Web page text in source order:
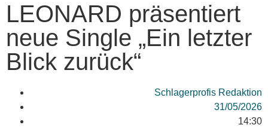
LEONARD präsentiert
neue Single „Ein letzter
Blick zurück“
Schlagerprofis Redaktion
31/05/2026
14:30